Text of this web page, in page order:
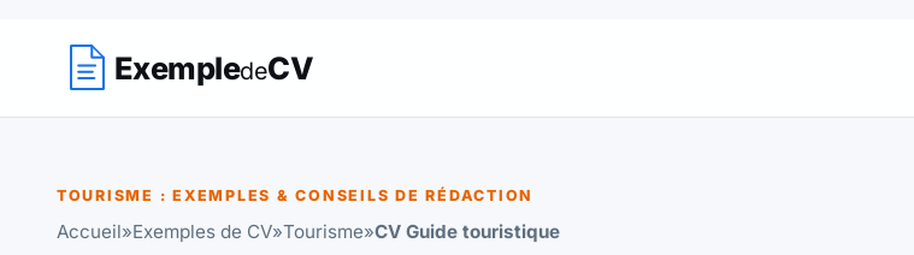
ExempledeCV
TOURISME : EXEMPLES & CONSEILS DE RÉDACTION
Accueil»Exemples de CV»Tourisme»CV Guide touristique